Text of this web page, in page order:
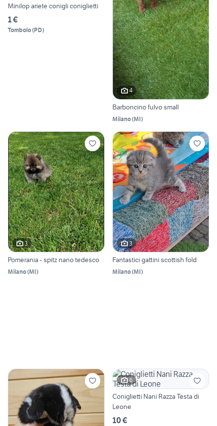
Minilop ariete conigli coniglietti
1 €
Tombolo(PD)
4
Barboncino fulvo small
Milano(MI)
3
Pomerania - spitz nano tedesco
Milano(MI)
3
Fantastici gattini scottish fold
Milano(MI)
6
Coniglietti Nani Razza Testa di
Leone
10 €